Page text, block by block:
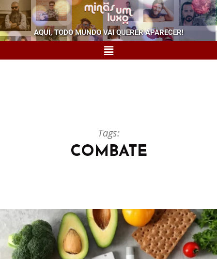
AQUI, TODO MUNDO VAI QUERER APARECER!
Tags:
COMBATE